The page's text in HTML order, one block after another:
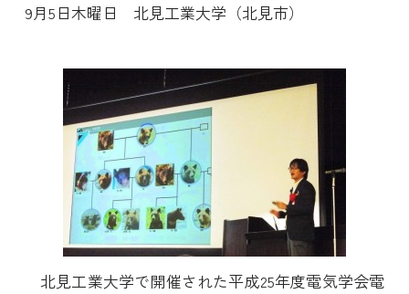
9月5日木曜日 北見工業大学（北見市）
北見工業大学で開催された平成25年度電気学会電